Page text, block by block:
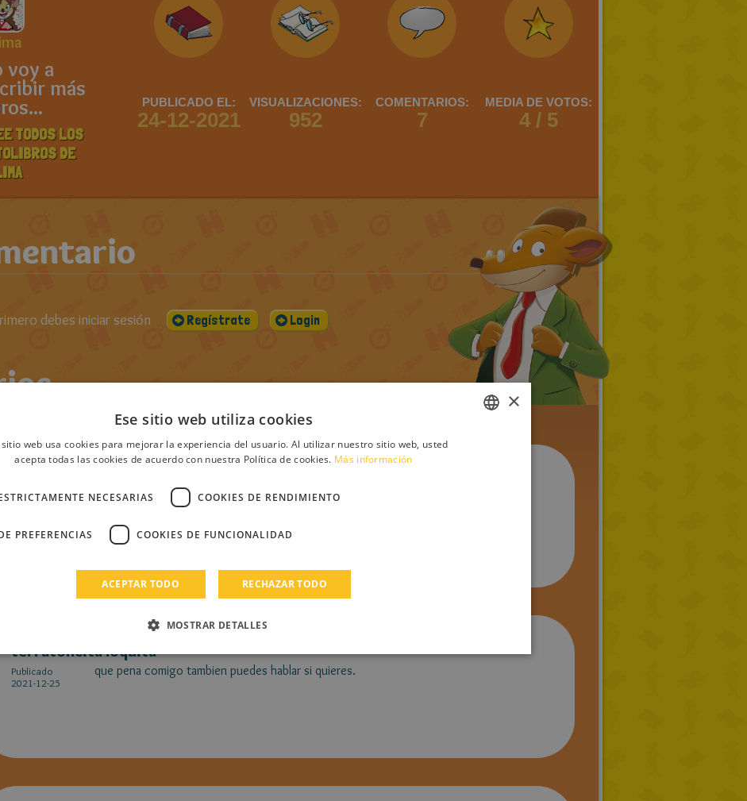
voy a
más
TODOS LOS
DE
PUBLICADO EL:
24-12-2021
VISUALIZACIONES:
952
COMENTARIOS:
7
MEDIA DE VOTOS:
4 / 5
debes iniciar sesión Regístrate Login
Publicado
si necesitas apoyo siempre estaré aqui pa' ti
terratoncita loquita
Publicado
2021-12-25
que pena comigo tambien puedes hablar si quieres.
TURKISH
×
Ese sitio web utiliza cookies
sitio web usa cookies para mejorar la experiencia del usuario. Al utilizar nuestro sitio web, usted
acepta todas las cookies de acuerdo con nuestra Política de cookies. Más información
NECESARIAS COOKIES DE RENDIMIENTO
PREFERENCIAS COOKIES DE FUNCIONALIDAD
ACEPTAR TODO RECHAZAR TODO
MOSTRAR DETALLES